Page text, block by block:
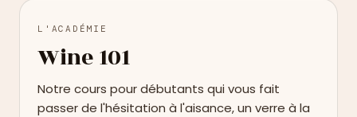
L'ACADÉMIE
Wine 101
Notre cours pour débutants qui vous fait
passer de l'hésitation à l'aisance, un verre à la